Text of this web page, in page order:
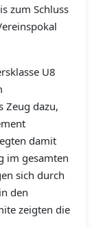
zum Schluss
U8
Zeug dazu,
damit
im gesamten
sich durch
den
zeigten die